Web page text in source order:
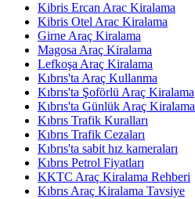
Kibris Ercan Arac Kiralama
Kibris Otel Arac Kiralama
Girne Araç Kiralama
Magosa Araç Kiralama
Lefkoşa Araç Kiralama
Kıbrıs'ta Araç Kullanma
Kıbrıs'ta Şoförlü Araç Kiralama
Kıbrıs'ta Günlük Araç Kiralama
Kıbrıs Trafik Kuralları
Kıbrıs Trafik Cezaları
Kıbrıs'ta sabit hız kameraları
Kıbrıs Petrol Fiyatları
KKTC Araç Kiralama Rehberi
Kıbrıs Araç Kiralama Tavsiye